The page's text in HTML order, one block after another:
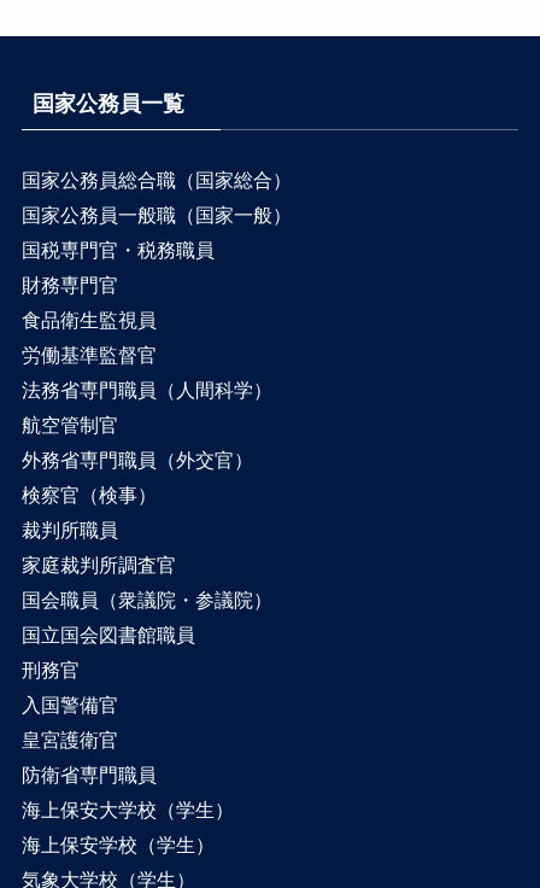
国家公務員一覧
国家公務員総合職（国家総合）
国家公務員一般職（国家一般）
国税専門官・税務職員
財務専門官
食品衛生監視員
労働基準監督官
法務省専門職員（人間科学）
航空管制官
外務省専門職員（外交官）
検察官（検事）
裁判所職員
家庭裁判所調査官
国会職員（衆議院・参議院）
国立国会図書館職員
刑務官
入国警備官
皇宮護衛官
防衛省専門職員
海上保安大学校（学生）
海上保安学校（学生）
気象大学校（学生）